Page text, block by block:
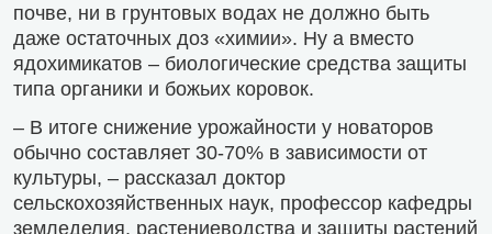
почве, ни в грунтовых водах не должно быть
даже остаточных доз «химии». Ну а вместо
ядохимикатов – биологические средства защиты
типа органики и божьих коровок.
– В итоге снижение урожайности у новаторов
обычно составляет 30-70% в зависимости от
культуры, – рассказал доктор
сельскохозяйственных наук, профессор кафедры
земледелия, растение­водства и защиты растений